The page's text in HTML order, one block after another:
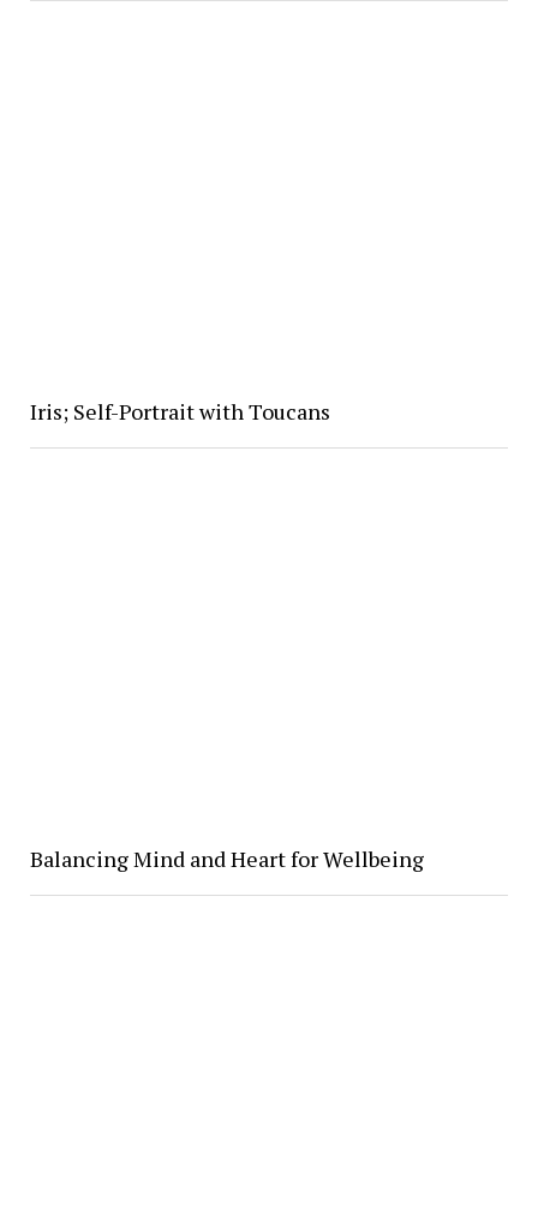
Iris; Self-Portrait with Toucans
Balancing Mind and Heart for Wellbeing